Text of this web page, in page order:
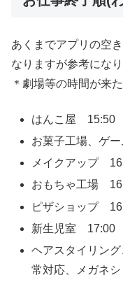
あくまでアプリの空
なりますが参考にな
＊劇場等の時間が来
はんこ屋 15:50
お菓子工場、ゲ
メイクアップ
おもちゃ工場
ピザショップ
新生児室 17:00
ヘアスタイリン
常対応、メガネ